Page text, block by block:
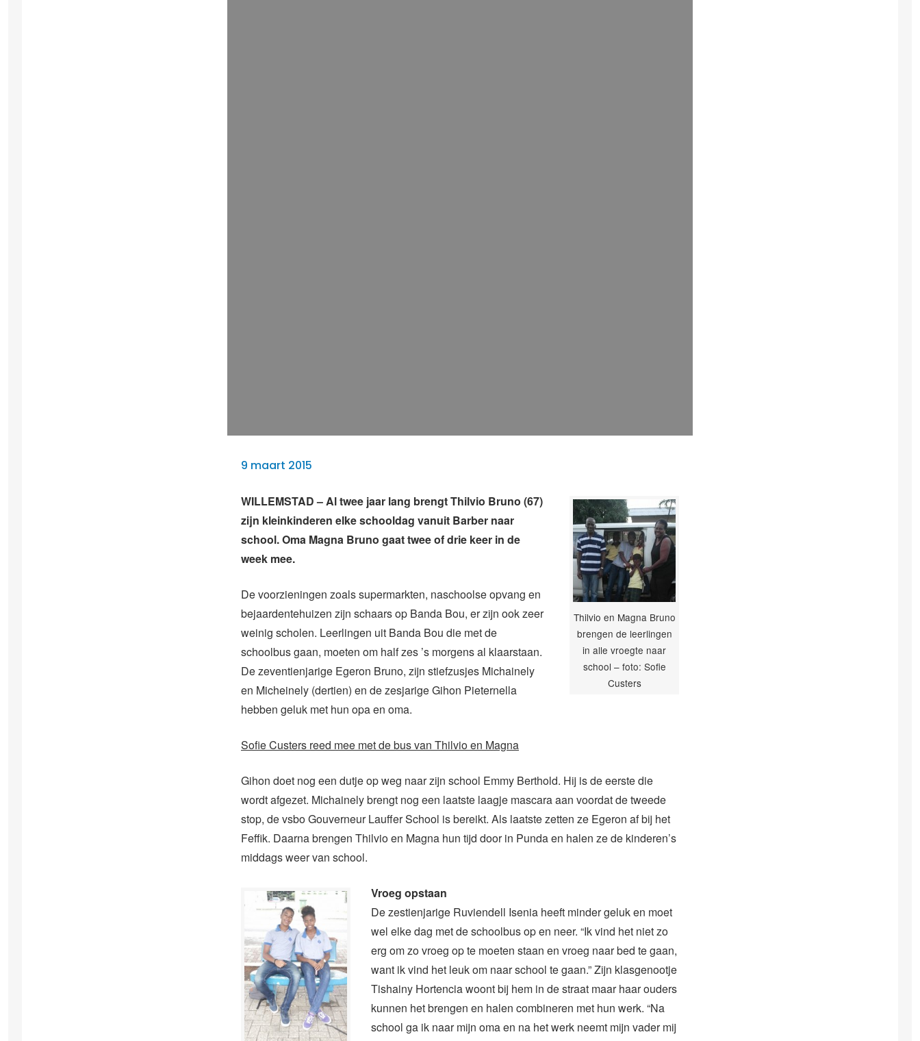
9 maart 2015
Thilvio en Magna Bruno
brengen de leerlingen
in alle vroegte naar
school – foto: Sofie
Custers
WILLEMSTAD – Al twee jaar lang brengt Thilvio Bruno (67)
zijn kleinkinderen elke schooldag vanuit Barber naar
school. Oma Magna Bruno gaat twee of drie keer in de
week mee.
De voorzieningen zoals supermarkten, naschoolse opvang en
bejaardentehuizen zijn schaars op Banda Bou, er zijn ook zeer
weinig scholen. Leerlingen uit Banda Bou die met de
schoolbus gaan, moeten om half zes ’s morgens al klaarstaan.
De zeventienjarige Egeron Bruno, zijn stiefzusjes Michainely
en Micheinely (dertien) en de zesjarige Gihon Pieternella
hebben geluk met hun opa en oma.
Sofie Custers reed mee met de bus van Thilvio en Magna
Gihon doet nog een dutje op weg naar zijn school Emmy Berthold. Hij is de eerste die
wordt afgezet. Michainely brengt nog een laatste laagje mascara aan voordat de tweede
stop, de vsbo Gouverneur Lauffer School is bereikt. Als laatste zetten ze Egeron af bij het
Feffik. Daarna brengen Thilvio en Magna hun tijd door in Punda en halen ze de kinderen’s
middags weer van school.
Vroeg opstaan
De zestienjarige Ruviendell Isenia heeft minder geluk en moet
wel elke dag met de schoolbus op en neer. “Ik vind het niet zo
erg om zo vroeg op te moeten staan en vroeg naar bed te gaan,
want ik vind het leuk om naar school te gaan.” Zijn klasgenootje
Tishainy Hortencia woont bij hem in de straat maar haar ouders
kunnen het brengen en halen combineren met hun werk. “Na
school ga ik naar mijn oma en na het werk neemt mijn vader mij